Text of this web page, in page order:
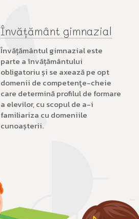
Învățământ gimnazial
Învățământul gimnazial este
parte a învățământului
obligatoriu și se axează pe opt
domenii de competenţe-cheie
care determină profilul de formare
a elevilor, cu scopul de a-i
familiariza cu domeniile
cunoașterii.